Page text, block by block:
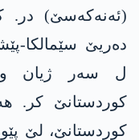
(ئەنەکەسێ) در.
دەریێ سێمالکا-
ل سەر ژیان و
کوردستانێ کر.
کوردستانێ، لێ